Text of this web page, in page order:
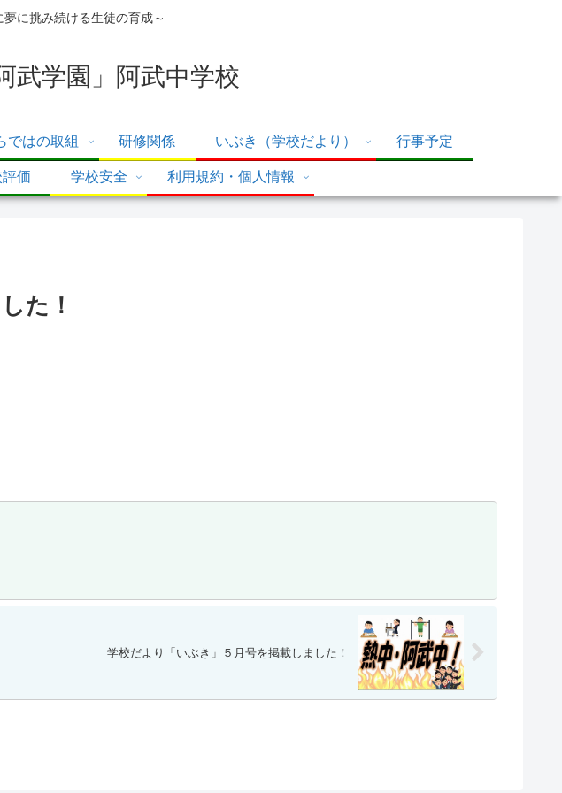
に挑み続ける生徒の育成～
武学園」阿武中学校
ではの取組 研修関係 いぶき（学校だより） 行事予定
価 学校安全 利用規約・個人情報
た！
学校だより「いぶき」５月号を掲載しました！